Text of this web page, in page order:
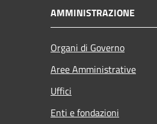
AMMINISTRAZIONE
Organi di Governo
Aree Amministrative
Uffici
Enti e fondazioni